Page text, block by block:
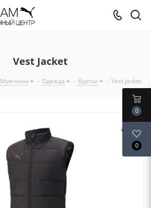
Vest Jacket
Мужчины - Одежда - Куртки - Vest Jacket
0
0